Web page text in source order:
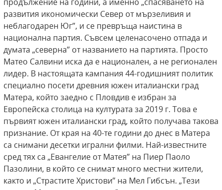
продължение на години, а именно „спасяването на
развития икономически Север от мързеливия и
неблагодарен Юг”, и се превръща наистина в
национална партия. Съвсем целенасочено отпада и
думата „северна” от названието на партията. Просто
Матео Салвини иска да е национален, а не регионален
лидер. В настоящата кампания 44-годишният политик
специално посети древния южен италиански град
Матера, който заедно с Пловдив е избран за
Европейска столица на културата за 2019 г. Това е
първият южен италиански град, който получава такова
признание. От края на 40-те години до днес в Матера
са снимани десетки игрални филми. Най-известните
сред тях са „Евангелие от Матея” на Пиер Паоло
Пазолини, в който се снимат много местни жители,
както и „Страстите Христови” на Мел Гибсън. „Тези